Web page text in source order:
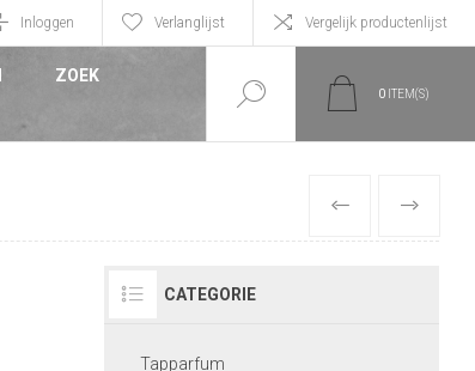
Inloggen Verlanglijst Vergelijk productenlijst
ZOEK
0 ITEM(S)
VORIGE
CATEGORIE
Tapparfum